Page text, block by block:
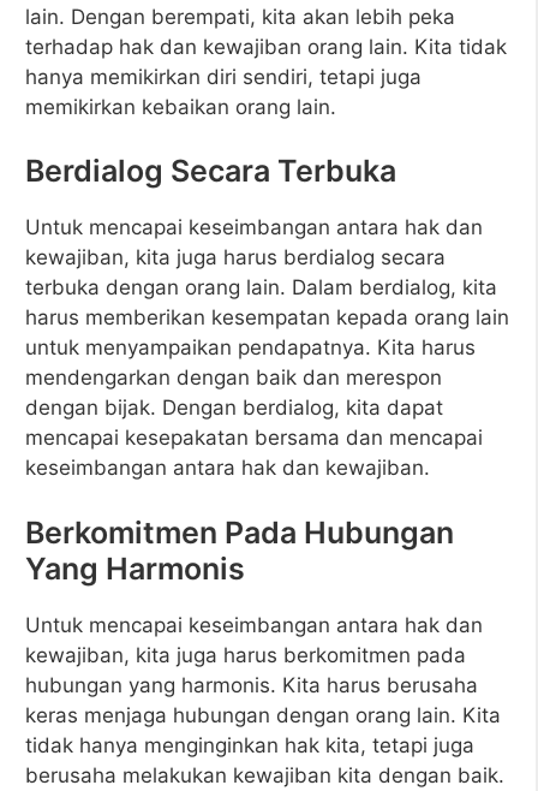
lain. Dengan berempati, kita akan lebih peka
terhadap hak dan kewajiban orang lain. Kita tidak
hanya memikirkan diri sendiri, tetapi juga
memikirkan kebaikan orang lain.
Berdialog Secara Terbuka
Untuk mencapai keseimbangan antara hak dan
kewajiban, kita juga harus berdialog secara
terbuka dengan orang lain. Dalam berdialog, kita
harus memberikan kesempatan kepada orang lain
untuk menyampaikan pendapatnya. Kita harus
mendengarkan dengan baik dan merespon
dengan bijak. Dengan berdialog, kita dapat
mencapai kesepakatan bersama dan mencapai
keseimbangan antara hak dan kewajiban.
Berkomitmen Pada Hubungan
Yang Harmonis
Untuk mencapai keseimbangan antara hak dan
kewajiban, kita juga harus berkomitmen pada
hubungan yang harmonis. Kita harus berusaha
keras menjaga hubungan dengan orang lain. Kita
tidak hanya menginginkan hak kita, tetapi juga
berusaha melakukan kewajiban kita dengan baik.